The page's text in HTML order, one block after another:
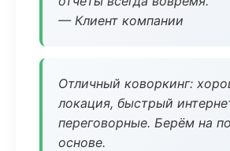
— Клиент компании
Отличный коворкинг:
локация, быстрый
переговорные. Берём на
основе.